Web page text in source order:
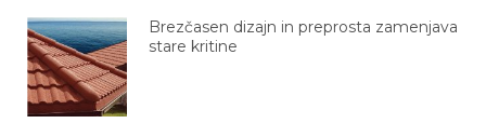
Brezčasen dizajn in preprosta zamenjava
stare kritine